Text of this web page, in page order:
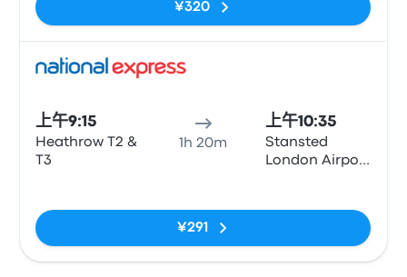
¥320
上午9:15
Heathrow T2 &
T3
1h 20m
上午10:35
Stansted
London Airport
¥291